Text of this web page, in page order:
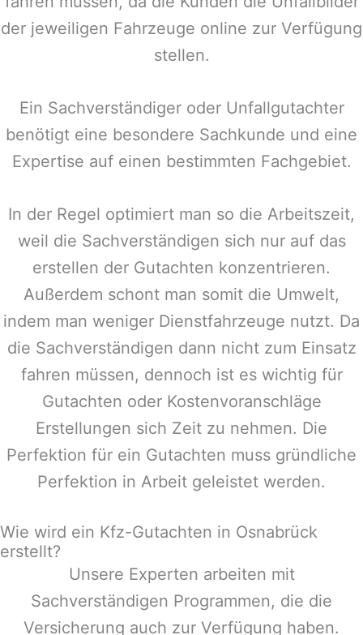
der jeweiligen Fahrzeuge online zur Verfügung
stellen.
Ein Sachverständiger oder Unfallgutachter
benötigt eine besondere Sachkunde und eine
Expertise auf einen bestimmten Fachgebiet.
In der Regel optimiert man so die Arbeitszeit,
weil die Sachverständigen sich nur auf das
erstellen der Gutachten konzentrieren.
Außerdem schont man somit die Umwelt,
indem man weniger Dienstfahrzeuge nutzt. Da
die Sachverständigen dann nicht zum Einsatz
fahren müssen, dennoch ist es wichtig für
Gutachten oder Kostenvoranschläge
Erstellungen sich Zeit zu nehmen. Die
Perfektion für ein Gutachten muss gründliche
Perfektion in Arbeit geleistet werden.
Wie wird ein Kfz-Gutachten in Osnabrück
erstellt?
Unsere Experten arbeiten mit
Sachverständigen Programmen, die die
Versicherung auch zur Verfügung haben.